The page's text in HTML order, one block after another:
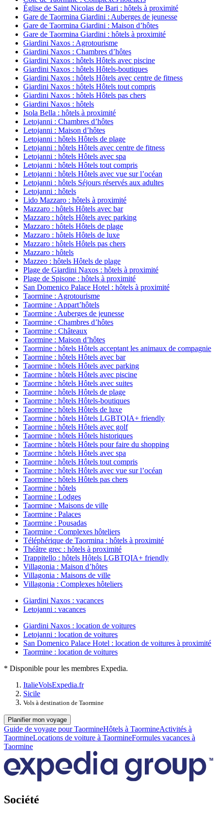
Église de Saint Nicolas de Bari : hôtels à proximité
Gare de Taormina Giardini : Auberges de jeunesse
Gare de Taormina Giardini : Maison d’hôtes
Gare de Taormina Giardini : hôtels à proximité
Giardini Naxos : Agrotourisme
Giardini Naxos : Chambres d’hôtes
Giardini Naxos : hôtels Hôtels avec piscine
Giardini Naxos : hôtels Hôtels-boutiques
Giardini Naxos : hôtels Hôtels avec centre de fitness
Giardini Naxos : hôtels Hôtels tout compris
Giardini Naxos : hôtels Hôtels pas chers
Giardini Naxos : hôtels
Isola Bella : hôtels à proximité
Letojanni : Chambres d’hôtes
Letojanni : Maison d’hôtes
Letojanni : hôtels Hôtels de plage
Letojanni : hôtels Hôtels avec centre de fitness
Letojanni : hôtels Hôtels avec spa
Letojanni : hôtels Hôtels tout compris
Letojanni : hôtels Hôtels avec vue sur l’océan
Letojanni : hôtels Séjours réservés aux adultes
Letojanni : hôtels
Lido Mazzaro : hôtels à proximité
Mazzaro : hôtels Hôtels avec bar
Mazzaro : hôtels Hôtels avec parking
Mazzaro : hôtels Hôtels de plage
Mazzaro : hôtels Hôtels de luxe
Mazzaro : hôtels Hôtels pas chers
Mazzaro : hôtels
Mazzeo : hôtels Hôtels de plage
Plage de Giardini Naxos : hôtels à proximité
Plage de Spisone : hôtels à proximité
San Domenico Palace Hotel : hôtels à proximité
Taormine : Agrotourisme
Taormine : Appart’hôtels
Taormine : Auberges de jeunesse
Taormine : Chambres d’hôtes
Taormine : Châteaux
Taormine : Maison d’hôtes
Taormine : hôtels Hôtels acceptant les animaux de compagnie
Taormine : hôtels Hôtels avec bar
Taormine : hôtels Hôtels avec parking
Taormine : hôtels Hôtels avec piscine
Taormine : hôtels Hôtels avec suites
Taormine : hôtels Hôtels de plage
Taormine : hôtels Hôtels-boutiques
Taormine : hôtels Hôtels de luxe
Taormine : hôtels Hôtels LGBTQIA+ friendly
Taormine : hôtels Hôtels avec golf
Taormine : hôtels Hôtels historiques
Taormine : hôtels Hôtels pour faire du shopping
Taormine : hôtels Hôtels avec spa
Taormine : hôtels Hôtels tout compris
Taormine : hôtels Hôtels avec vue sur l’océan
Taormine : hôtels Hôtels pas chers
Taormine : hôtels
Taormine : Lodges
Taormine : Maisons de ville
Taormine : Palaces
Taormine : Pousadas
Taormine : Complexes hôteliers
Téléphérique de Taormina : hôtels à proximité
Théâtre grec : hôtels à proximité
Trappitello : hôtels Hôtels LGBTQIA+ friendly
Villagonia : Maison d’hôtes
Villagonia : Maisons de ville
Villagonia : Complexes hôteliers
Giardini Naxos : vacances
Letojanni : vacances
Giardini Naxos : location de voitures
Letojanni : location de voitures
San Domenico Palace Hotel : location de voitures à proximité
Taormine : location de voitures
* Disponible pour les membres Expedia.
ItalieVolsExpedia.fr
Sicile
Vols à destination de Taormine
Planifier mon voyage
Guide de voyage pour TaormineHôtels à TaormineActivités à
TaormineLocations de voiture à TaormineFormules vacances à
Taormine
Société